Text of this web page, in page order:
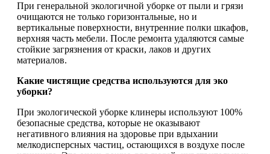
При генеральной экологичной уборке от пыли и грязи
очищаются не только горизонтальные, но и
вертикальные поверхности, внутренние полки шкафов,
верхняя часть мебели. После ремонта удаляются самые
стойкие загрязнения от краски, лаков и других
материалов.
Какие чистящие средства используются для эко
уборки?
При экологической уборке клинеры используют 100%
безопасные средства, которые не оказывают
негативного влияния на здоровье при вдыхании
мелкодисперсных частиц, остающихся в воздухе после